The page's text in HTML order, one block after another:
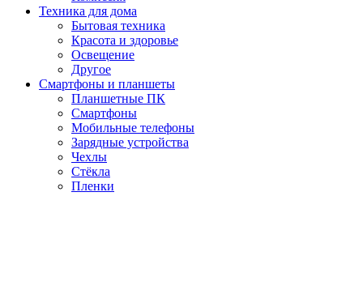
Техника для дома
Бытовая техника
Красота и здоровье
Освещение
Другое
Смартфоны и планшеты
Планшетные ПК
Смартфоны
Мобильные телефоны
Зарядные устройства
Чехлы
Стёкла
Пленки